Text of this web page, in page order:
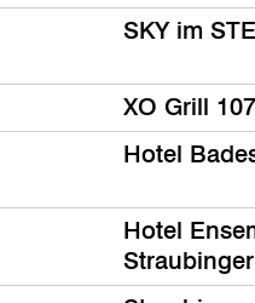
SKY im
XO Grill
Hotel
Hotel